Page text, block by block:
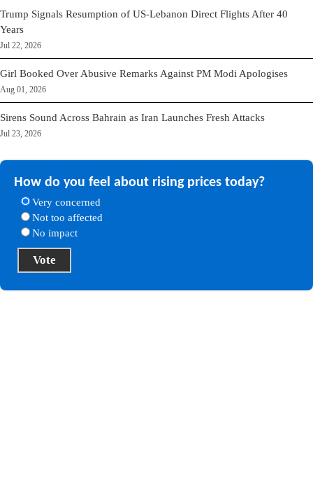
Trump Signals Resumption of US-Lebanon Direct Flights After 40
Years
Jul 22, 2026
Girl Booked Over Abusive Remarks Against PM Modi Apologises
Aug 01, 2026
Sirens Sound Across Bahrain as Iran Launches Fresh Attacks
Jul 23, 2026
How do you feel about rising prices today?
Very concerned
Not too affected
No impact